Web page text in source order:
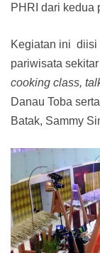
PHRI dari kedua
Kegiatan ini diisi
pariwisata
cooking class,
Danau Toba
Batak, Sammy